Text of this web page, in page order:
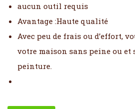
aucun outil requis
Avantage :Haute qualité
Avec peu de frais ou d’effort,
votre maison sans peine ou et
peinture.